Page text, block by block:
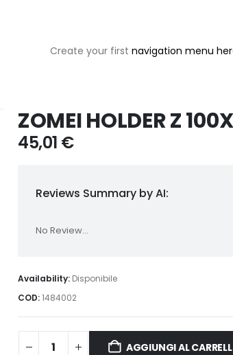
Create your first navigation menu
ZOMEI HOLDER Z
45,01 €
Reviews Summary by AI:
No Review...
Availability: Disponibile
COD:1484002
AGGIUNGI AL